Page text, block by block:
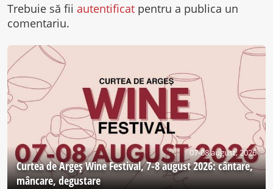
Trebuie să fii autentificat pentru a publica un
comentariu.
07-08 august, 2026
Curtea de Argeş Wine Festival, 7-8 august 2026: cântare,
mâncare, degustare